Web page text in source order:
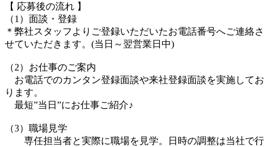
【 応募後の流れ 】
（1）面談・登録
＊弊社スタッフよりご登録いただいたお電話番号へご連絡さ
せていただきます。(当日～翌営業日中)
（2）お仕事のご案内
お電話でのカンタン登録面談や来社登録面談を実施してお
ります。
最短”当日”にお仕事ご紹介♪
（3）職場見学
専任担当者と実際に職場を見学。日時の調整は当社で行